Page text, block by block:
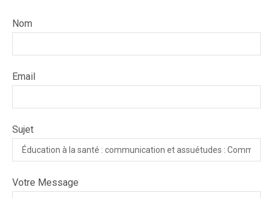
Nom
Email
Sujet
Votre Message